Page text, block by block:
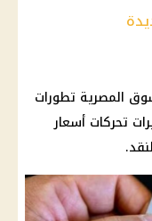
المصرية تطورات
تحركات أسعار